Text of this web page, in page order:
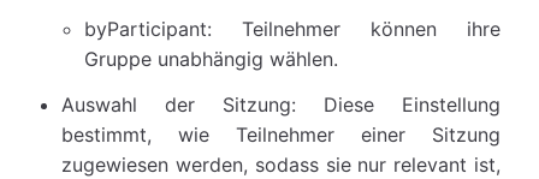
byParticipant: Teilnehmer können ihre
Gruppe unabhängig wählen.
Auswahl der Sitzung: Diese Einstellung
bestimmt, wie Teilnehmer einer Sitzung
zugewiesen werden, sodass sie nur relevant ist,